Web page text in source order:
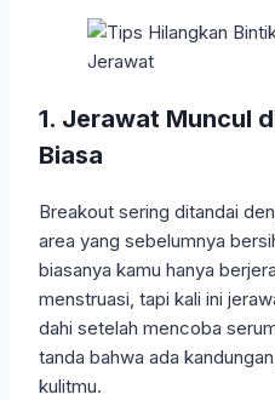
1. Jerawat Muncul
Biasa
Breakout sering ditandai
area yang sebelumnya
biasanya kamu hanya
menstruasi, tapi kali ini
dahi setelah mencoba
tanda bahwa ada
kulitmu.